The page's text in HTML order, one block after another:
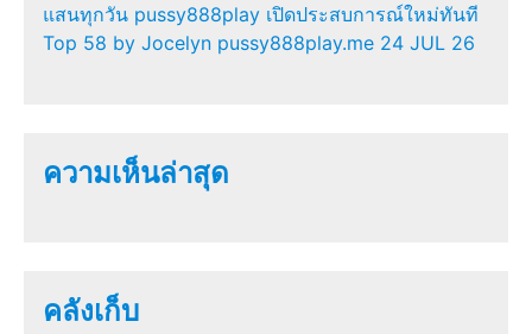
แสนทุกวัน pussy888play เปิดประสบการณ์ใหม่ทันที
Top 58 by Jocelyn pussy888play.me 24 JUL 26
ความเห็นล่าสุด
คลังเก็บ